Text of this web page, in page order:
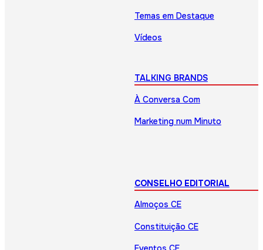
Temas em Destaque
Vídeos
TALKING BRANDS
À Conversa Com
Marketing num Minuto
CONSELHO EDITORIAL
Almoços CE
Constituição CE